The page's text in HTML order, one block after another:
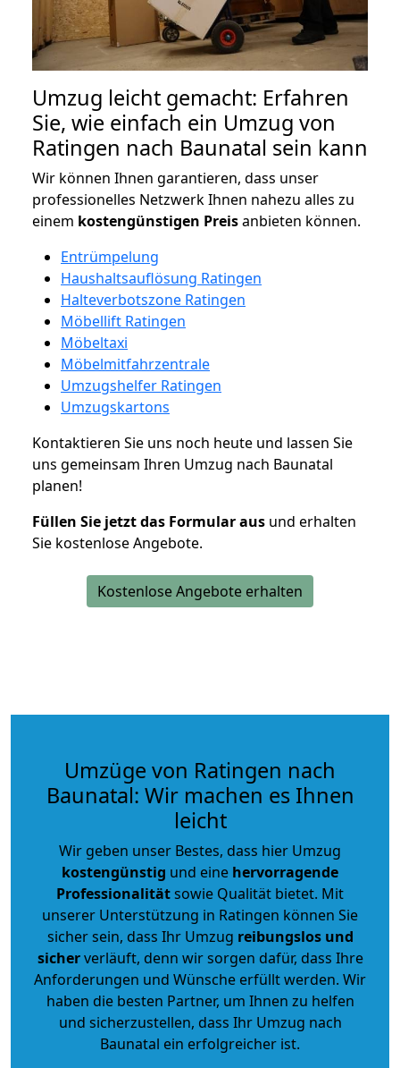
Umzug leicht gemacht: Erfahren
Sie, wie einfach ein Umzug von
Ratingen nach Baunatal sein kann
Wir können Ihnen garantieren, dass unser
professionelles Netzwerk Ihnen nahezu alles zu
einem kostengünstigen Preisanbieten können.
Entrümpelung
Haushaltsauflösung Ratingen
Halteverbotszone Ratingen
Möbellift Ratingen
Möbeltaxi
Möbelmitfahrzentrale
Umzugshelfer Ratingen
Umzugskartons
Kontaktieren Sie uns noch heute und lassen Sie
uns gemeinsam Ihren Umzug nach Baunatal
planen!
Füllen Sie jetzt das Formular aus und erhalten
Sie kostenlose Angebote.
Kostenlose Angebote erhalten
Umzüge von Ratingen nach
Baunatal: Wir machen es Ihnen
leicht
Wir geben unser Bestes, dass hier Umzug
kostengünstig und eine hervorragende
Professionalitätsowie Qualität bietet. Mit
unserer Unterstützung in Ratingen können Sie
sicher sein, dass Ihr Umzug reibungslos und
sicherverläuft, denn wir sorgen dafür, dass Ihre
Anforderungen und Wünsche erfüllt werden. Wir
haben die besten Partner, um Ihnen zu helfen
und sicherzustellen, dass Ihr Umzug nach
Baunatal ein erfolgreicher ist.